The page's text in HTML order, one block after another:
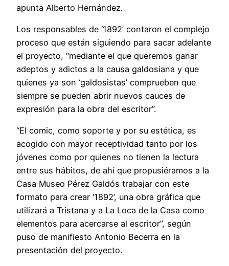
apunta Alberto Hernández.
Los responsables de ‘1892’ contaron el complejo
proceso que están siguiendo para sacar adelante
el proyecto, “mediante el que queremos ganar
adeptos y adictos a la causa galdosiana y que
quienes ya son ‘galdosistas’ comprueben que
siempre se pueden abrir nuevos cauces de
expresión para la obra del escritor”.
“El comic, como soporte y por su estética, es
acogido con mayor receptividad tanto por los
jóvenes como por quienes no tienen la lectura
entre sus hábitos, de ahí que propusiéramos a la
Casa Museo Pérez Galdós trabajar con este
formato para crear ‘1892’, una obra gráfica que
utilizará a Tristana y a La Loca de la Casa como
elementos para acercarse al escritor”, según
puso de manifiesto Antonio Becerra en la
presentación del proyecto.